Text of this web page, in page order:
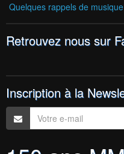
Quelques rappels de musique
Retrouvez nous sur
Inscription à la